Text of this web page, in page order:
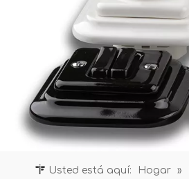
Usted está aquí: Hogar »